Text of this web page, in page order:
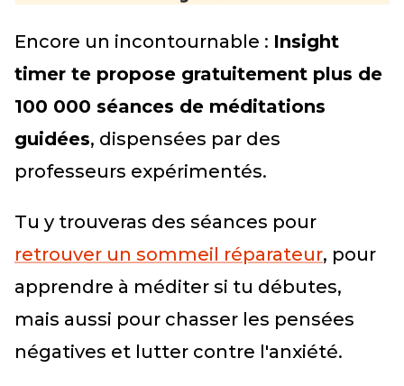
Encore un incontournable : Insight
timer te propose gratuitement plus de
100 000 séances de méditations
guidées, dispensées par des
professeurs expérimentés.
Tu y trouveras des séances pour
retrouver un sommeil réparateur, pour
apprendre à méditer si tu débutes,
mais aussi pour chasser les pensées
négatives et lutter contre l'anxiété.